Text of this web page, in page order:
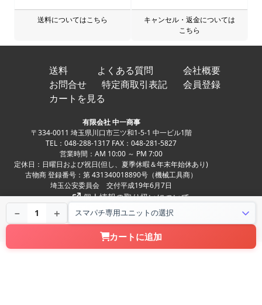
－ 1 ＋
カートに追加
送料についてはこちら
キャンセル・返金については
こちら
送料 よくある質問
会社概要
お問合せ
特定商取引表記
会員登録
カートを見る
有限会社 中一商事
〒334-0011 埼玉県川口市三ツ和1-5-1 中一ビル1階
TEL：048-288-1317 FAX：048-281-5827
営業時間：AM 10:00 ～ PM 7:00
定休日：日曜日および祝日(但し、夏季休暇＆年末年始休あり)
古物商 登録番号：第 431340018890号（機械工具商）
埼玉公安委員会 交付平成19年6月7日
個人情報の取り扱いについて
Copyright ©
中古パチンコ、中古スロット、家スロ、家パチの実機販売専門店
NAKAICHI CO.,LTD. All Rights Reserved.